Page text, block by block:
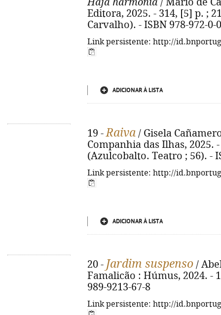
Editora, 2025. - 314, [5] p. ;
Carvalho). - ISBN 978-972-0-
Link persistente: http://
ADICIONAR À LISTA
19 -Raiva / Gisela
Companhia das Ilhas, 2025.
(Azulcobalto. Teatro ; 56). -
Link persistente: http://
ADICIONAR À LISTA
20 - Jardim suspenso /
Famalicão : Húmus, 2024. -
989-9213-67-8
Link persistente: http://